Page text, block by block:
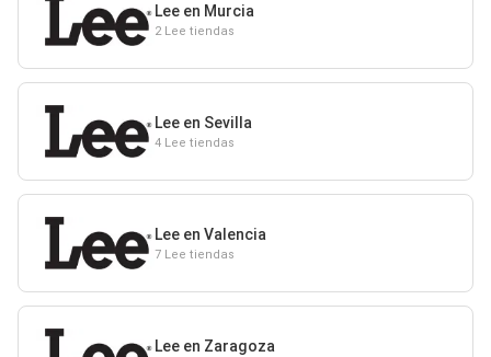
Lee en Murcia
2 Lee tiendas
Lee en Sevilla
4 Lee tiendas
Lee en Valencia
7 Lee tiendas
Lee en Zaragoza